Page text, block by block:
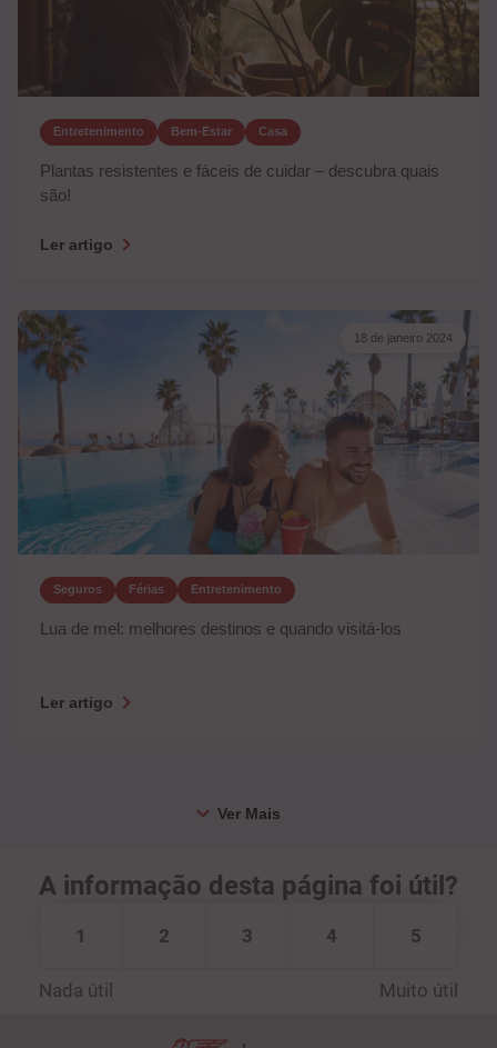
Entretenimento Bem-Estar Casa
Plantas resistentes e fáceis de cuidar – descubra quais
são!
Ler artigo
18 de janeiro 2024
Seguros Férias Entretenimento
Lua de mel: melhores destinos e quando visitá-los
Ler artigo
A informação desta página foi útil?
Nada útil
1 2 3 4 5
Muito útil